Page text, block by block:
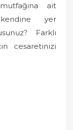
ait
yer
Farklı
cesaretinizi